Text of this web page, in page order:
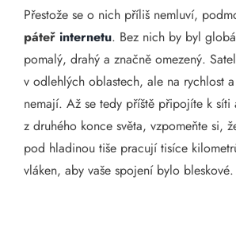
Přestože se o nich příliš nemluví,
páteř internetu. Bez nich by byl
pomalý, drahý a značně omezený.
v odlehlých oblastech, ale na rychlost
nemají. Až se tedy příště připojíte k síti
z druhého konce světa, vzpomeňte si,
pod hladinou tiše pracují tisíce
vláken, aby vaše spojení bylo bleskové.